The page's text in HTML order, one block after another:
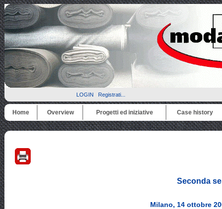
LOGIN Registrati...
Home Overview Progetti ed iniziative Case history
Seconda
Milano, 14 ottobre